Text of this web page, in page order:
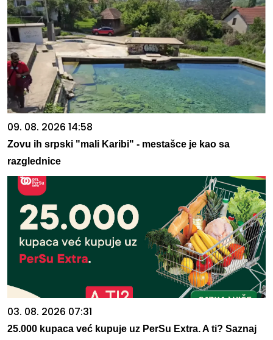
09. 08. 2026 14:58
Zovu ih srpski "mali Karibi" - mestašce je kao sa
razglednice
03. 08. 2026 07:31
25.000 kupaca već kupuje uz PerSu Extra. A ti? Saznaj